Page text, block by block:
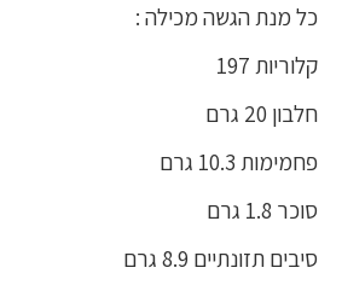
כל מנת הגשה מכילה :
קלוריות 197
חלבון 20 גרם
פחמימות 10.3 גרם
סוכר 1.8 גרם
סיבים תזונתיים 8.9 גרם